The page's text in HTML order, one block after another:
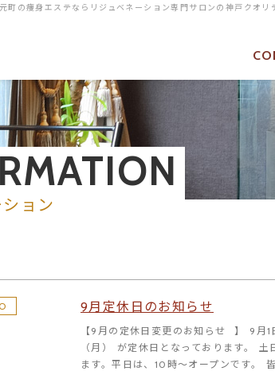
町の痩身エステならリジュベネーション専門サロンの神戸クオリ
当
ョン
9月定休日のお知らせ
【9月の定休日変更のお知らせ⠀】 9月
（月） が定休日となっております。
ます。平日は、10時～オープンです。